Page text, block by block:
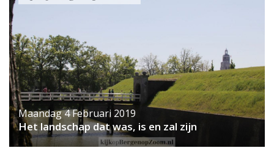
Maandag 4 Februari 2019
Het landschap dat was, is en zal zijn